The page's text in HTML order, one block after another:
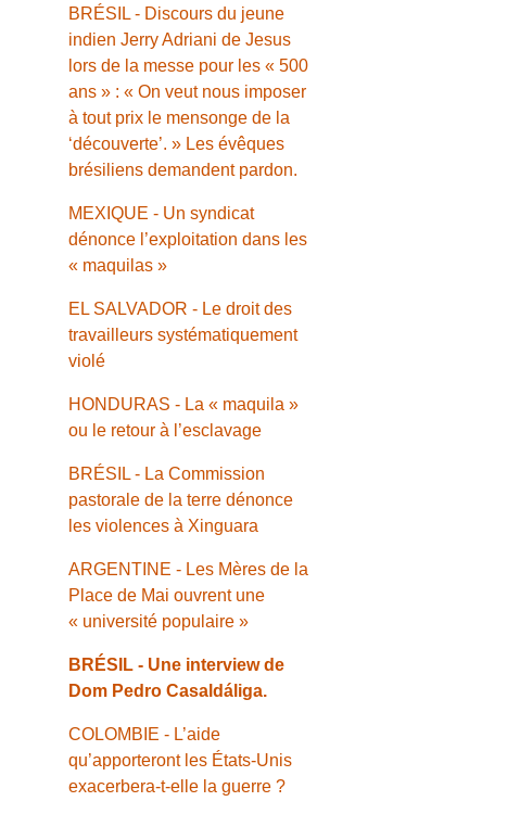
BRÉSIL - Discours du jeune
indien Jerry Adriani de Jesus
lors de la messe pour les « 500
ans » : « On veut nous imposer
à tout prix le mensonge de la
‘découverte’. » Les évêques
brésiliens demandent pardon.
MEXIQUE - Un syndicat
dénonce l’exploitation dans les
« maquilas »
EL SALVADOR - Le droit des
travailleurs systématiquement
violé
HONDURAS - La « maquila »
ou le retour à l’esclavage
BRÉSIL - La Commission
pastorale de la terre dénonce
les violences à Xinguara
ARGENTINE - Les Mères de la
Place de Mai ouvrent une
« université populaire »
BRÉSIL - Une interview de
Dom Pedro Casaldáliga.
COLOMBIE - L’aide
qu’apporteront les États-Unis
exacerbera-t-elle la guerre ?